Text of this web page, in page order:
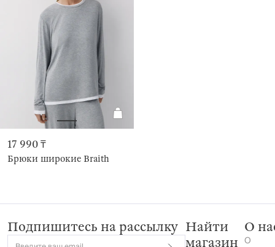
17 990 ₸
Брюки широкие Braith
Подпишитесь на рассылку Найти
магазин
О
О